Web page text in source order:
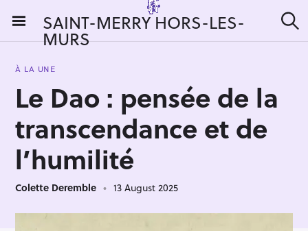
i
SAINT-MERRY HORS-LES-
MURS e
À LA UNE
Le Dao : pensée de la
transcendance et de
l’humilité
Colette Deremble 13 August 2025